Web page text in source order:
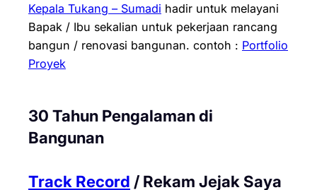
Kepala Tukang – Sumadi hadir untuk melayani
Bapak / Ibu sekalian untuk pekerjaan rancang
bangun / renovasi bangunan. contoh : Portfolio
Proyek
30 Tahun Pengalaman di
Bangunan
Track Record / Rekam Jejak Saya